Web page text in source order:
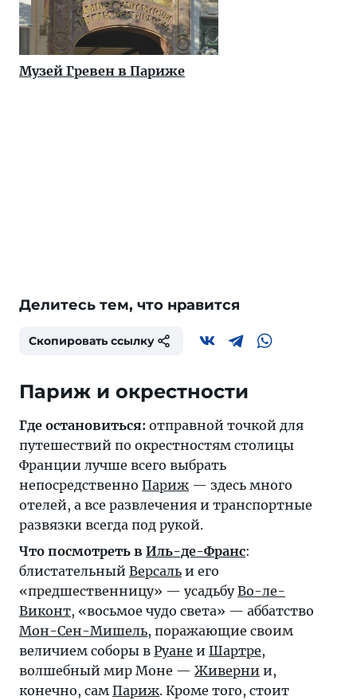
Музей Гревен в Париже
Делитесь тем, что нравится
Скопировать ссылку
Париж и окрестности
Где остановиться: отправной точкой для
путешествий по окрестностям столицы
Франции лучше всего выбрать
непосредственно Париж — здесь много
отелей, а все развлечения и транспортные
развязки всегда под рукой.
Что посмотреть в Иль-де-Франс:
блистательный Версаль и его
«предшественницу» — усадьбуВо-ле-
Виконт, «восьмое чудо света» — аббатство
Мон-Сен-Мишель, поражающие своим
величием соборы в Руане и Шартре,
волшебный мир Моне — Живерни и,
конечно, сам Париж. Кроме того, стоит